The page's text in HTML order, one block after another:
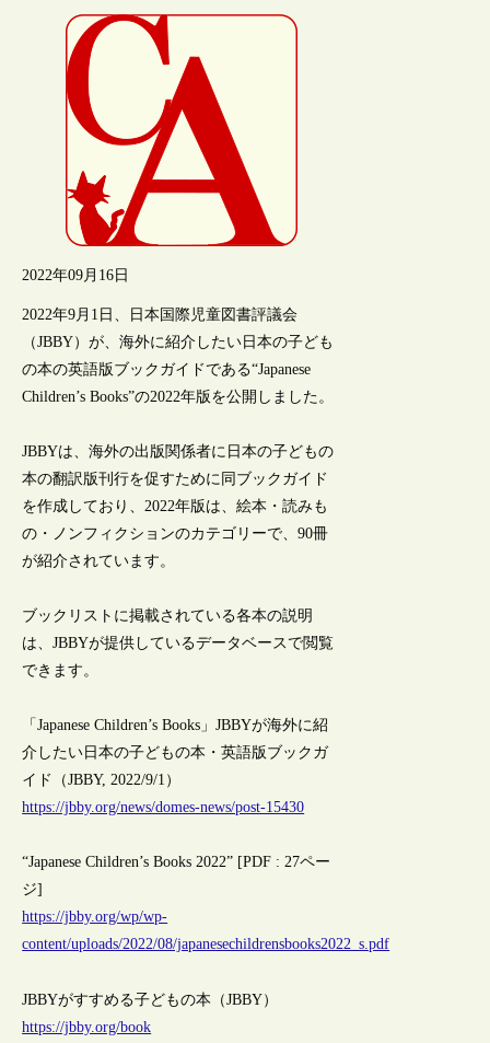
2022年09月16日
2022年9月1日、日本国際児童図書評議会
（JBBY）が、海外に紹介したい日本の子ども
の本の英語版ブックガイドである“Japanese
Children’s Books”の2022年版を公開しました。
JBBYは、海外の出版関係者に日本の子どもの
本の翻訳版刊行を促すために同ブックガイド
を作成しており、2022年版は、絵本・読みも
の・ノンフィクションのカテゴリーで、90冊
が紹介されています。
ブックリストに掲載されている各本の説明
は、JBBYが提供しているデータベースで閲覧
できます。
「Japanese Children’s Books」JBBYが海外に紹
介したい日本の子どもの本・英語版ブックガ
イド（JBBY, 2022/9/1）
https://jbby.org/news/domes-news/post-15430
“Japanese Children’s Books 2022” [PDF : 27ペー
ジ]
https://jbby.org/wp/wp-
content/uploads/2022/08/japanesechildrensbooks2022_s.pdf
JBBYがすすめる子どもの本（JBBY）
https://jbby.org/book